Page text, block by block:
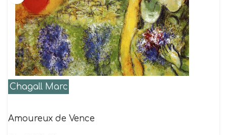
Chagall Marc
Amoureux de Vence